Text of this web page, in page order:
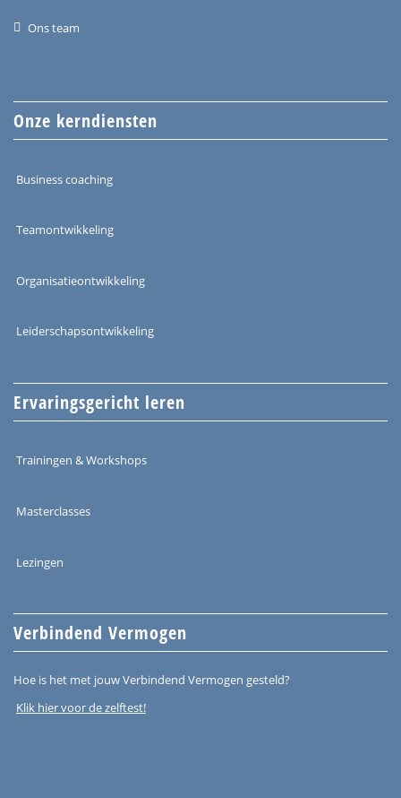
Ons team
Onze kerndiensten
Business coaching
Teamontwikkeling
Organisatieontwikkeling
Leiderschapsontwikkeling
Ervaringsgericht leren
Trainingen & Workshops
Masterclasses
Lezingen
Verbindend Vermogen
Hoe is het met jouw Verbindend Vermogen gesteld?
Klik hier voor de zelftest!